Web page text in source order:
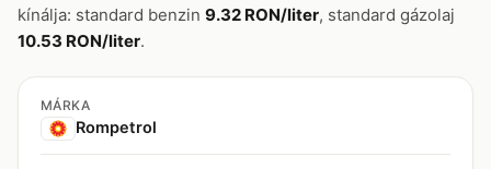
kínálja: standard benzin 9.32 RON/liter, standard gázolaj
10.53 RON/liter.
MÁRKA
Rompetrol